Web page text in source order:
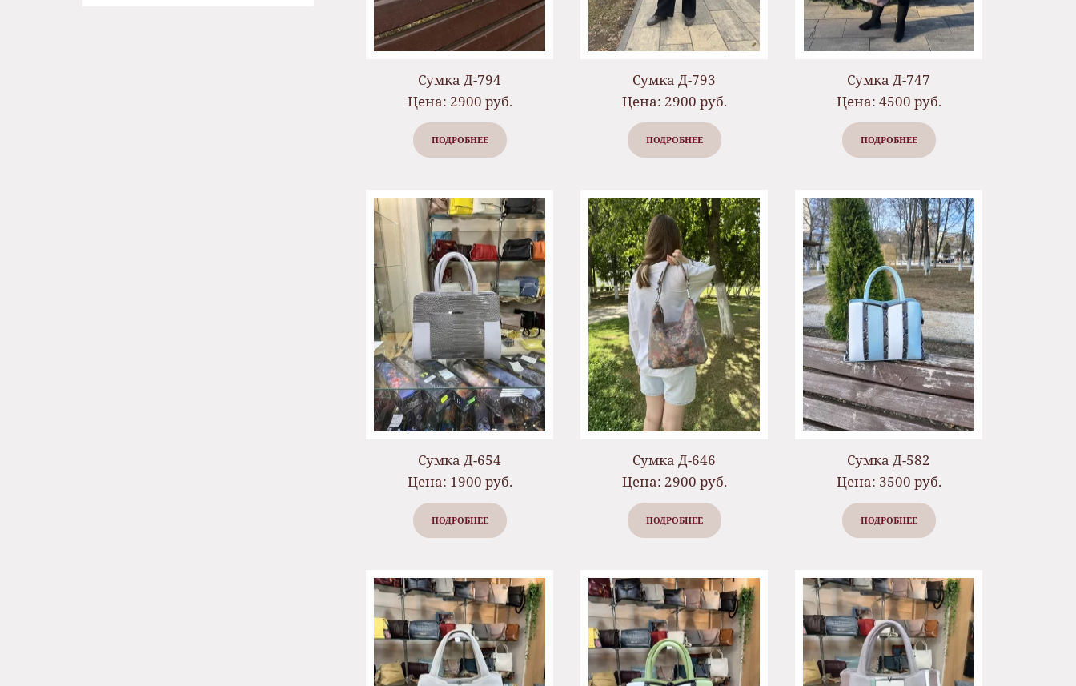
Сумка Д-794
Цена: 2900 руб.
ПОДРОБНЕЕ
Сумка Д-793
Цена: 2900 руб.
ПОДРОБНЕЕ
Сумка Д-747
Цена: 4500 руб.
ПОДРОБНЕЕ
Сумка Д-654
Цена: 1900 руб.
ПОДРОБНЕЕ
Сумка Д-646
Цена: 2900 руб.
ПОДРОБНЕЕ
Сумка Д-582
Цена: 3500 руб.
ПОДРОБНЕЕ